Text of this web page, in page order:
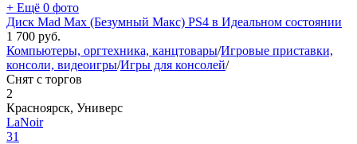
+ Ещё 0 фото
Диск Mad Max (Безумный Макс) PS4 в Идеальном состоянии
1 700 руб.
Компьютеры, оргтехника, канцтовары/Игровые приставки,
консоли, видеоигры/Игры для консолей/
Снят с торгов
2
Красноярск, Универс
LaNoir
31